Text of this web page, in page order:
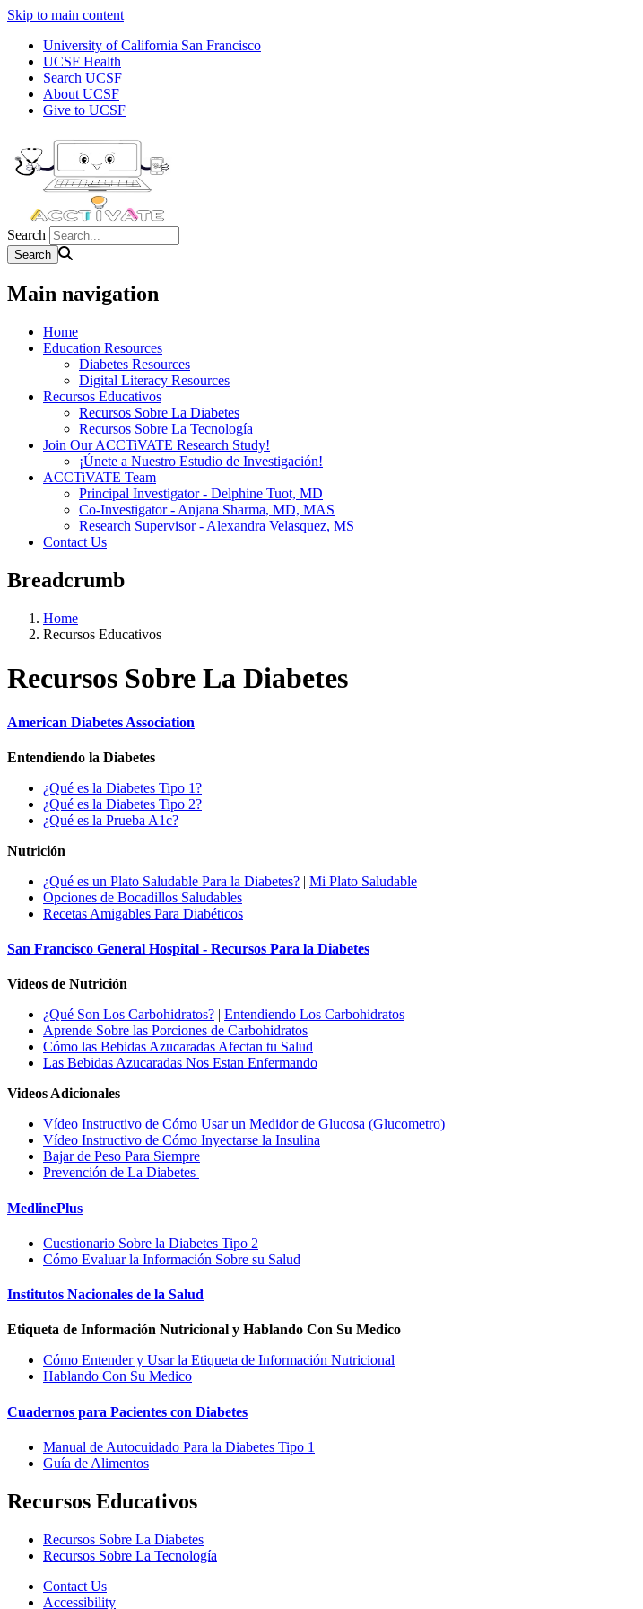
Skip to main content
University of California San Francisco
UCSF Health
Search UCSF
About UCSF
Give to UCSF
Search
Main navigation
Home
Education Resources
Diabetes Resources
Digital Literacy Resources
Recursos Educativos
Recursos Sobre La Diabetes
Recursos Sobre La Tecnología
Join Our ACCTiVATE Research Study!
¡Únete a Nuestro Estudio de Investigación!
ACCTiVATE Team
Principal Investigator - Delphine Tuot, MD
Co-Investigator - Anjana Sharma, MD, MAS
Research Supervisor - Alexandra Velasquez, MS
Contact Us
Breadcrumb
Home
Recursos Educativos
Recursos Sobre La Diabetes
American Diabetes Association
Entendiendo la Diabetes
¿Qué es la Diabetes Tipo 1?
¿Qué es la Diabetes Tipo 2?
¿Qué es la Prueba A1c?
Nutrición
¿Qué es un Plato Saludable Para la Diabetes? | Mi Plato Saludable
Opciones de Bocadillos Saludables
Recetas Amigables Para Diabéticos
San Francisco General Hospital - Recursos Para la Diabetes
Videos de Nutrición
¿Qué Son Los Carbohidratos? | Entendiendo Los Carbohidratos
Aprende Sobre las Porciones de Carbohidratos
Cómo las Bebidas Azucaradas Afectan tu Salud
Las Bebidas Azucaradas Nos Estan Enfermando
Videos Adicionales
Vídeo Instructivo de Cómo Usar un Medidor de Glucosa (Glucometro)
Vídeo Instructivo de Cómo Inyectarse la Insulina
Bajar de Peso Para Siempre
Prevención de La Diabetes
MedlinePlus
Cuestionario Sobre la Diabetes Tipo 2
Cómo Evaluar la Información Sobre su Salud
Institutos Nacionales de la Salud
Etiqueta de Información Nutricional y Hablando Con Su Medico
Cómo Entender y Usar la Etiqueta de Información Nutricional
Hablando Con Su Medico
Cuadernos para Pacientes con Diabetes
Manual de Autocuidado Para la Diabetes Tipo 1
Guía de Alimentos
Recursos Educativos
Recursos Sobre La Diabetes
Recursos Sobre La Tecnología
Contact Us
Accessibility